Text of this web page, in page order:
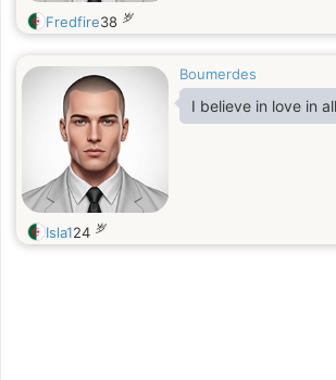
Fredfire38 岁
Boumerdes
I believe in love in
Isla124 岁